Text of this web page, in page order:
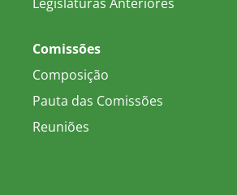
Comissões
Composição
Pauta das Comissões
Reuniões